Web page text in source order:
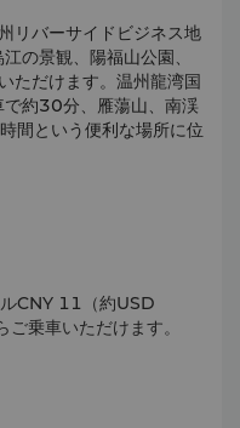
リバーサイドビジネス地
の景観、陽福山公園、
ただけます。温州龍湾国
で約30分、雁蕩山、南渓
間という便利な場所に位
CNY 11（約USD
乗車いただけます。